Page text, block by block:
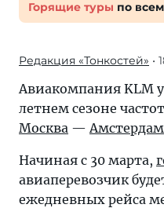
Горящие туры по
Редакция «Тонкостей» •
Авиакомпания KLM
летнем сезоне
Москва —Амстердам
Начиная с 30 марта,
авиаперевозчик
ежедневных рейса